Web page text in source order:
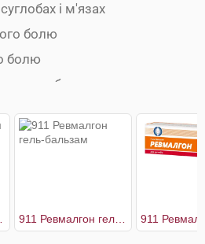
і м'язах
болю
болю
болю